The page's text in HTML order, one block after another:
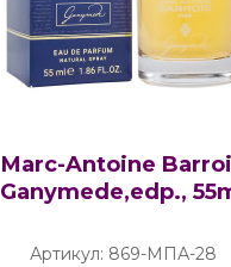
Marc-Antoine
Ganymede,edp.,
Артикул: 869-МПА-28